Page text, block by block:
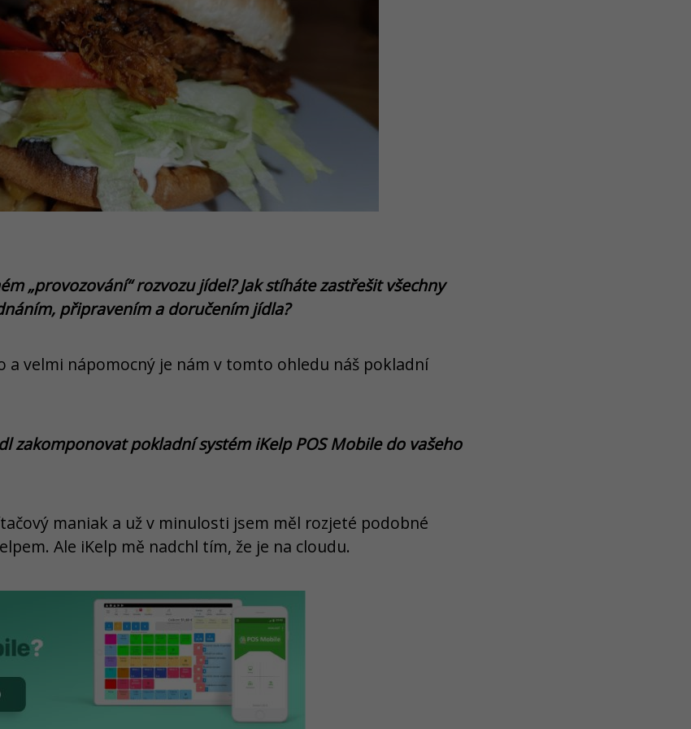
„provozování“ rozvozu jídel? Jak stíháte zastřešit všechny
připravením a doručením jídla?
a velmi nápomocný je nám v tomto ohledu náš pokladní
zakomponovat pokladní systém iKelp POS Mobile do vašeho
maniak a už v minulosti jsem měl rozjeté podobné
Ale iKelp mě nadchl tím, že je na cloudu.